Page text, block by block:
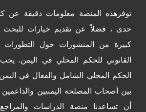
توفرهذه المنصة معلومات دقيقة
حدى ، فضلاً عن تقديم خيارات
كبيرة من المنشورات حول التطورات
القانوني للحكم المحلي في اليمن.
الحكم المحلي الشامل والفعال في
بين أصحاب المصلحة اليمنيين والداعمين
أن تساعدنا منصة الدراسات